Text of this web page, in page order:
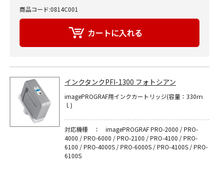
商品コード:0814C001
インクタンクPFI-1300 フォトシアン
imagePROGRAF用インクカートリッジ(容量：330ｍ
ｌ)
対応機種 ： imagePROGRAF PRO-2000 / PRO-
4000 / PRO-6000 / PRO-2100 / PRO-4100 / PRO-
6100 / PRO-4000S / PRO-6000S / PRO-4100S / PRO-
6100S